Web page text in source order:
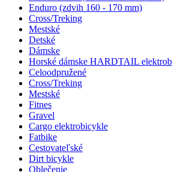
Enduro (zdvih 160 - 170 mm)
Cross/Treking
Mestské
Detské
Dámske
Horské dámske HARDTAIL
Celoodpružené
Cross/Treking
Mestské
Fitnes
Gravel
Cargo elektrobicykle
Fatbike
Cestovateľské
Dirt bicykle
Oblečenie